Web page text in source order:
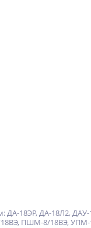
18ЭР, ДА-18Л2,
ПШМ-8/18ВЭ,